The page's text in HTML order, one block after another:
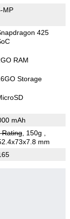
MP
425
RAM
Storage
mAh
Rating, 150g
mm